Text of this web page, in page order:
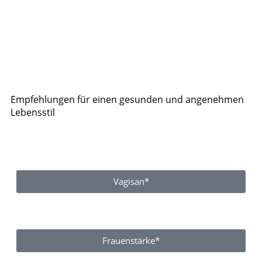
Empfehlungen für einen gesunden und angenehmen
Lebensstil
Vagisan*
Frauenstärke*